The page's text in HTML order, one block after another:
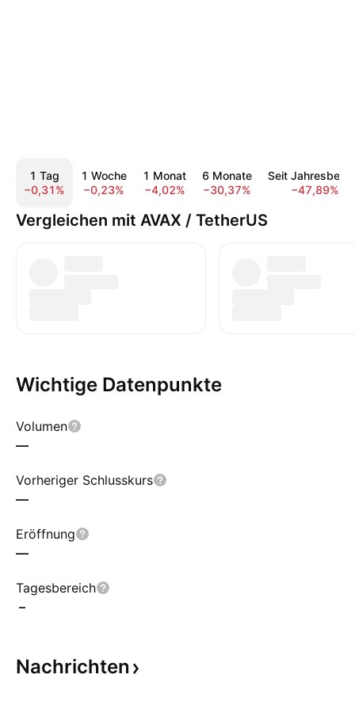
1 Tag
−0,31%
1 Woche
−0,23%
1 Monat
−4,02%
6 Monate
−30,37%
Seit
−47,89%
Vergleichen mit AVAX / TetherUS
Wichtige Datenpunkte
Volumen
—
Vorheriger Schlusskurs
—
Eröffnung
—
Tagesbereich
–
Nachrichten